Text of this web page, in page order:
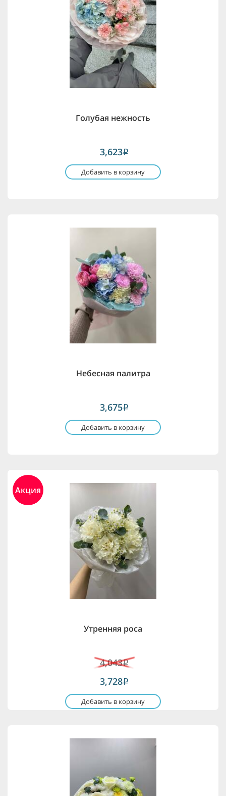
Голубая нежность
3,623i
Добавить в корзину
Небесная палитра
3,675i
Добавить в корзину
Акция
Утренняя роса
4,043i
3,728i
Добавить в корзину